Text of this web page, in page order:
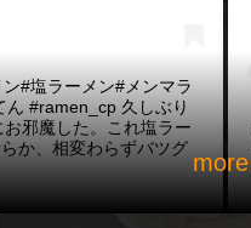
#塩ラーメン#メンマラ
ん #ramen_cp 久しぶり
邪魔した。これ塩ラー
か、相変わらずバツグ
more